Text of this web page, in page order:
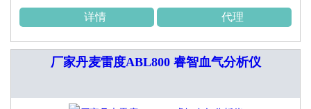
详情 代理
厂家丹麦雷度ABL800 睿智血气分析仪